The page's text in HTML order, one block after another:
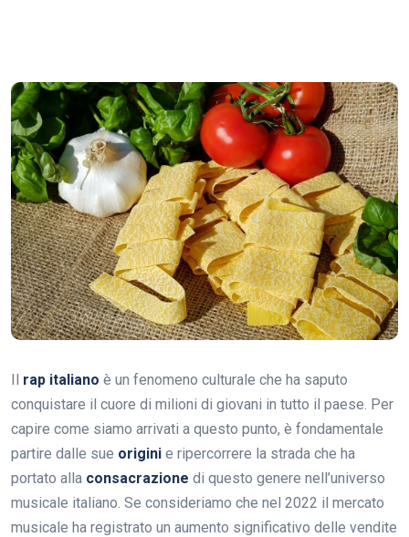
Il rap italiano è un fenomeno culturale che ha saputo
conquistare il cuore di milioni di giovani in tutto il paese. Per
capire come siamo arrivati a questo punto, è fondamentale
partire dalle sue origini e ripercorrere la strada che ha
portato alla consacrazione di questo genere nell’universo
musicale italiano. Se consideriamo che nel 2022 il mercato
musicale ha registrato un aumento significativo delle vendite